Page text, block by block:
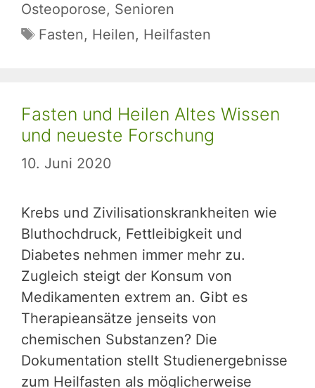
Osteoporose, Senioren
Schlagwörter
Fasten, Heilen, Heilfasten
Fasten und Heilen Altes Wissen
und neueste Forschung
10. Juni 2020
Krebs und Zivilisationskrankheiten wie
Bluthochdruck, Fettleibigkeit und
Diabetes nehmen immer mehr zu.
Zugleich steigt der Konsum von
Medikamenten extrem an. Gibt es
Therapieansätze jenseits von
chemischen Substanzen? Die
Dokumentation stellt Studienergebnisse
zum Heilfasten als möglicherweise